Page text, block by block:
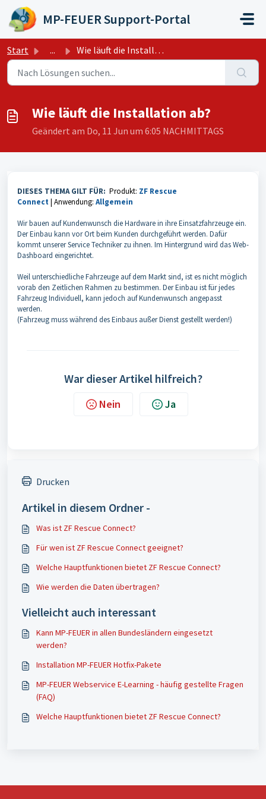
Zum hauptsächlichen Inhalt gehen
MP-FEUER Support-Portal
Start ... Wie läuft die Installation ab?
Wie läuft die Installation ab?
Geändert am Do, 11 Jun um 6:05 NACHMITTAGS
DIESES THEMA GILT FÜR: Produkt: ZF Rescue
Connect| Anwendung: Allgemein
Wir bauen auf Kundenwunsch die Hardware in ihre Einsatzfahrzeuge ein.
Der Einbau kann vor Ort beim Kunden durchgeführt werden. Dafür
kommt unserer Service Techniker zu ihnen. Im Hintergrund wird das Web-
Dashboard eingerichtet.
Weil unterschiedliche Fahrzeuge auf dem Markt sind, ist es nicht möglich
vorab den Zeitlichen Rahmen zu bestimmen. Der Einbau ist für jedes
Fahrzeug Individuell, kann jedoch auf Kundenwunsch angepasst
werden.
(Fahrzeug muss während des Einbaus außer Dienst gestellt werden!)
War dieser Artikel hilfreich?
Nein Ja
Drucken
Artikel in diesem Ordner -
Was ist ZF Rescue Connect?
Für wen ist ZF Rescue Connect geeignet?
Welche Hauptfunktionen bietet ZF Rescue Connect?
Wie werden die Daten übertragen?
Vielleicht auch interessant
Kann MP-FEUER in allen Bundesländern eingesetzt
werden?
Installation MP-FEUER Hotfix-Pakete
MP-FEUER Webservice E-Learning - häufig gestellte Fragen
(FAQ)
Welche Hauptfunktionen bietet ZF Rescue Connect?